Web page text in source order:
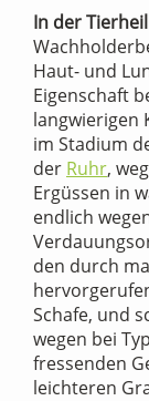
In der
Haut- und
Eigenschaft
langwierigen
im Stadium
der Ruhr,
Ergüssen in
endlich
den durch
Schafe, und
wegen bei
fressenden
leichteren